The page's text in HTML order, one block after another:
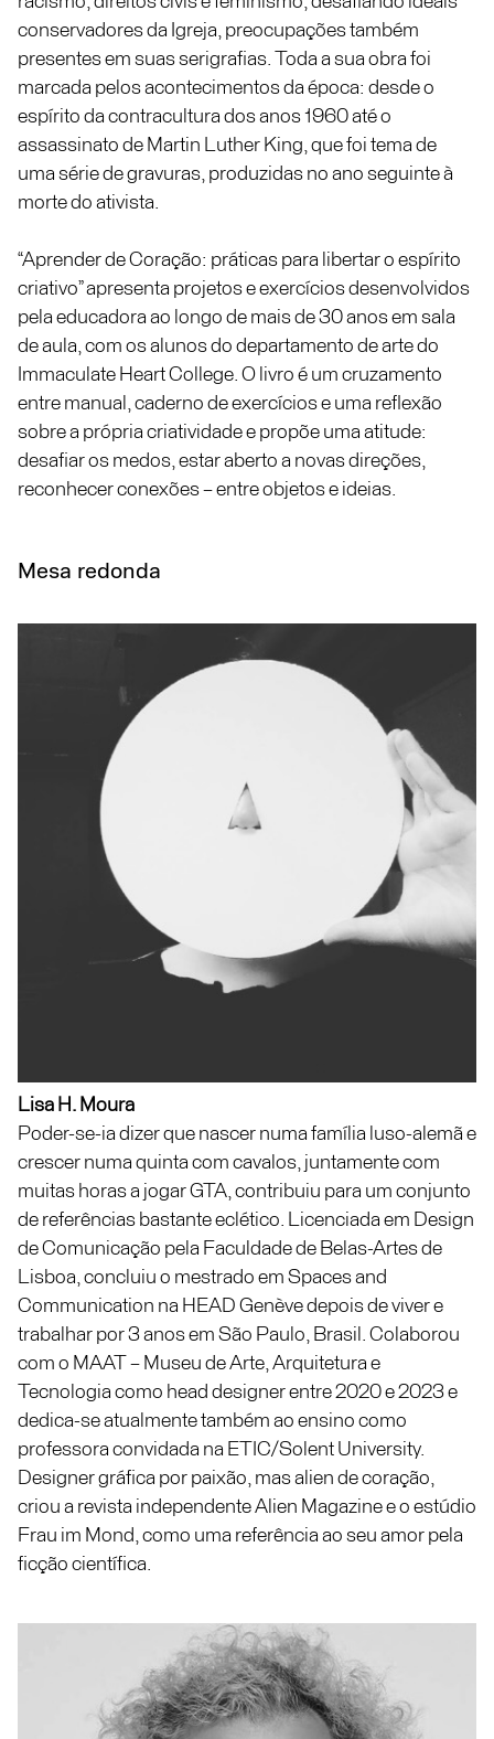
conservadores da Igreja, preocupações também
presentes em suas serigrafias. Toda a sua obra foi
marcada pelos acontecimentos da época: desde o
espírito da contracultura dos anos 1960 até o
assassinato de Martin Luther King, que foi tema de
uma série de gravuras, produzidas no ano seguinte à
morte do ativista.
“Aprender de Coração: práticas para libertar o espírito
criativo” apresenta projetos e exercícios desenvolvidos
pela educadora ao longo de mais de 30 anos em sala
de aula, com os alunos do departamento de arte do
Immaculate Heart College. O livro é um cruzamento
entre manual, caderno de exercícios e uma reflexão
sobre a própria criatividade e propõe uma atitude:
desafiar os medos, estar aberto a novas direções,
reconhecer conexões – entre objetos e ideias.
Mesa redonda
Lisa H. Moura
Poder-se-ia dizer que nascer numa família luso-alemã e
crescer numa quinta com cavalos, juntamente com
muitas horas a jogar GTA, contribuiu para um conjunto
de referências bastante eclético. Licenciada em Design
de Comunicação pela Faculdade de Belas-Artes de
Lisboa, concluiu o mestrado em Spaces and
Communication na HEAD Genève depois de viver e
trabalhar por 3 anos em São Paulo, Brasil. Colaborou
com o MAAT – Museu de Arte, Arquitetura e
Tecnologia como head designer entre 2020 e 2023 e
dedica-se atualmente também ao ensino como
professora convidada na ETIC/Solent University.
Designer gráfica por paixão, mas alien de coração,
criou a revista independente Alien Magazine e o estúdio
Frau im Mond, como uma referência ao seu amor pela
ficção científica.